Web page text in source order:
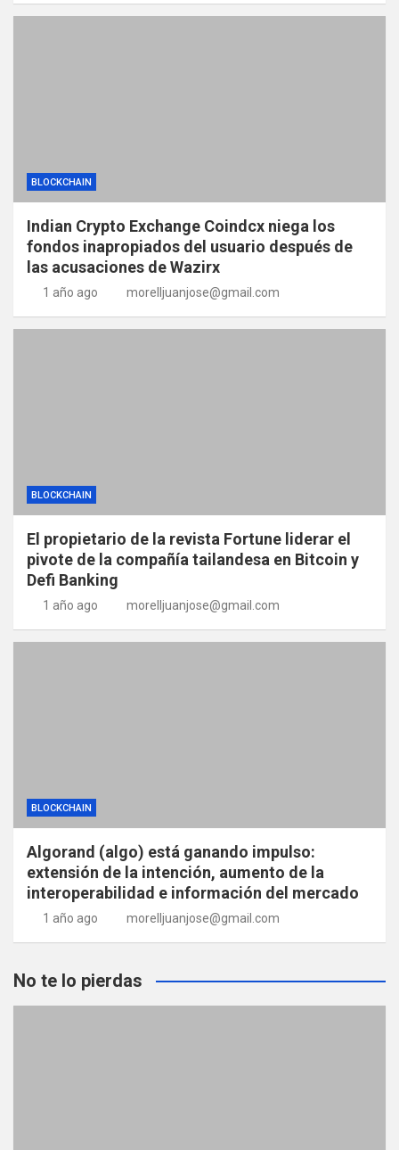
BLOCKCHAIN
Indian Crypto Exchange Coindcx niega los
fondos inapropiados del usuario después de
las acusaciones de Wazirx
1 año ago morelljuanjose@gmail.com
BLOCKCHAIN
El propietario de la revista Fortune liderar el
pivote de la compañía tailandesa en Bitcoin y
Defi Banking
1 año ago morelljuanjose@gmail.com
BLOCKCHAIN
Algorand (algo) está ganando impulso:
extensión de la intención, aumento de la
interoperabilidad e información del mercado
1 año ago morelljuanjose@gmail.com
No te lo pierdas